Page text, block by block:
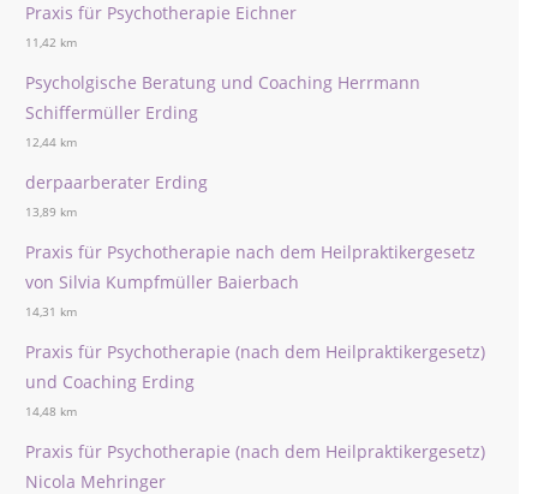
Praxis für Psychotherapie Eichner
11,42 km
Psycholgische Beratung und Coaching Herrmann
Schiffermüller Erding
12,44 km
derpaarberater Erding
13,89 km
Praxis für Psychotherapie nach dem Heilpraktikergesetz
von Silvia Kumpfmüller Baierbach
14,31 km
Praxis für Psychotherapie (nach dem Heilpraktikergesetz)
und Coaching Erding
14,48 km
Praxis für Psychotherapie (nach dem Heilpraktikergesetz)
Nicola Mehringer